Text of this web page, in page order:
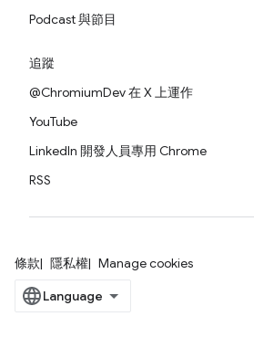
Podcast 與節目
追蹤
@ChromiumDev 在 X 上運作
YouTube
LinkedIn 開發人員專用 Chrome
RSS
條款 隱私權 Manage cookies